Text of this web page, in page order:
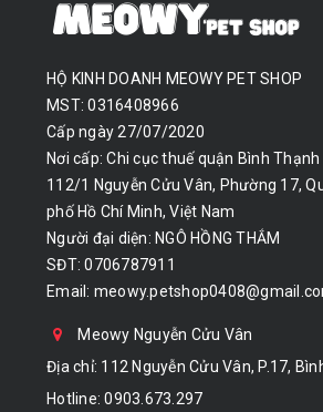
HỘ KINH DOANH MEOWY PET SHOP
MST: 0316408966
Cấp ngày 27/07/2020
Nơi cấp: Chi cục thuế quận Bình Thạnh
112/1 Nguyễn Cửu Vân, Phường 17,
phố Hồ Chí Minh, Việt Nam
Người đại diện: NGÔ HỒNG THẮM
SĐT: 0706787911
Email:
Meowy Nguyễn Cửu Vân
Địa chỉ: 112 Nguyễn Cửu Vân, P.17,
Hotline:0903.673.297